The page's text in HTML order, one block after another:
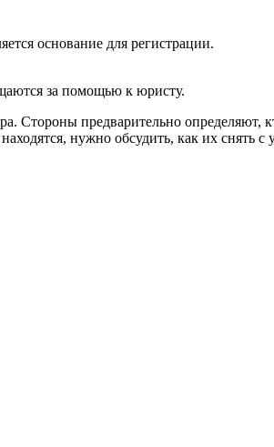
основание для регистрации.
за помощью к юристу.
Стороны предварительно определяют,
нужно обсудить, как их снять с